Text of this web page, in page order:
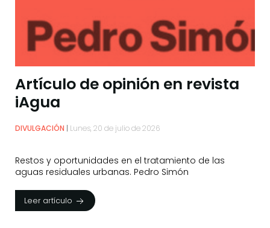
Artículo de opinión en revista
iAgua
DIVULGACIÓN Lunes, 20 de julio de 2026
Restos y oportunidades en el tratamiento de las
aguas residuales urbanas. Pedro Simón
Leer artículo